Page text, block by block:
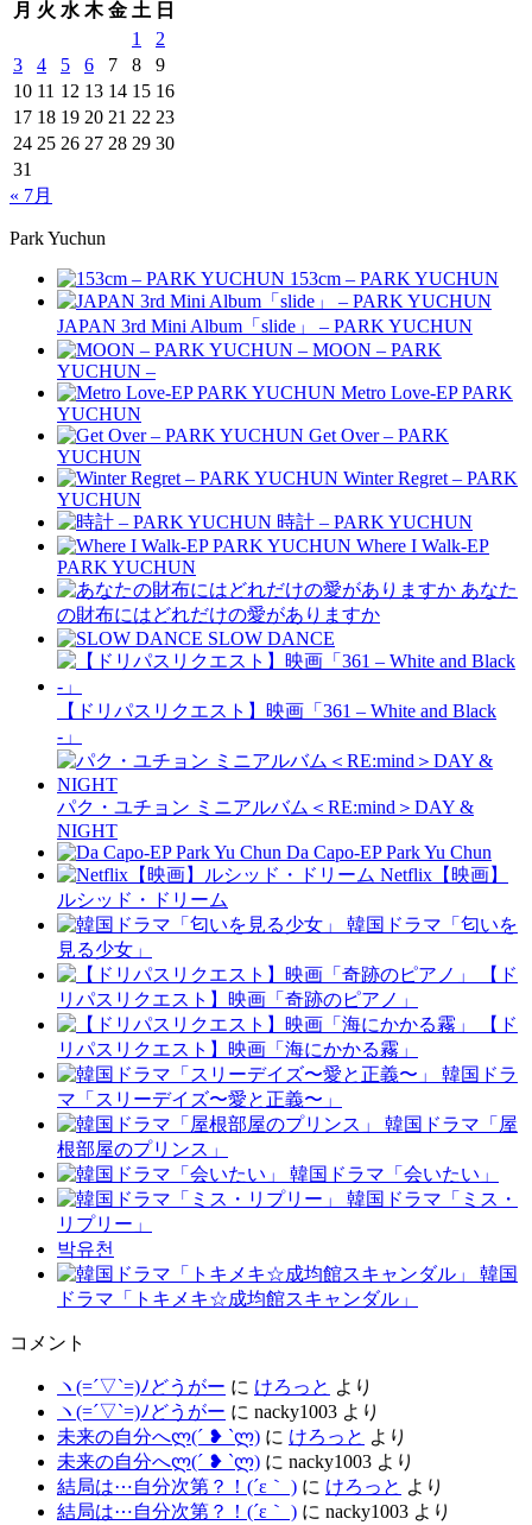
月 火 水 木 金 土 日
1
2
3
4 5 6 7 8
9
10 11 12 13 14 15 16
17 18 19 20 21 22 23
24 25 26 27 28 29 30
31
« 7月
Park Yuchun
153cm – PARK YUCHUN
JAPAN 3rd Mini Album「slide」 – PARK YUCHUN
MOON – PARK
YUCHUN –
Metro Love-EP PARK
YUCHUN
Get Over – PARK
YUCHUN
Winter Regret – PARK
YUCHUN
時計 – PARK YUCHUN
Where I Walk-EP
PARK YUCHUN
あなた
の財布にはどれだけの愛がありますか
SLOW DANCE
【ドリパスリクエスト】映画「361 – White and Black
-」
パク・ユチョン ミニアルバム＜RE:mind＞DAY &
NIGHT
Da Capo-EP Park Yu Chun
Netflix【映画】
ルシッド・ドリーム
韓国ドラマ「匂いを
見る少女」
【ド
リパスリクエスト】映画「奇跡のピアノ」
【ド
リパスリクエスト】映画「海にかかる霧」
韓国ドラ
マ「スリーデイズ〜愛と正義〜」
韓国ドラマ「屋
根部屋のプリンス」
韓国ドラマ「会いたい」
韓国ドラマ「ミス・
リプリー」
박유천
韓国
ドラマ「トキメキ☆成均館スキャンダル」
コメント
ヽ(=´▽`=)ﾉどうがー に けろっと より
ヽ(=´▽`=)ﾉどうがー に nacky1003 より
未来の自分へლ⁠(⁠´⁠ ⁠❥⁠ ⁠`⁠ლ⁠) に けろっと より
未来の自分へლ⁠(⁠´⁠ ⁠❥⁠ ⁠`⁠ლ⁠) に nacky1003 より
結局は⋯自分次第？！(´ε｀ ) に けろっと より
結局は⋯自分次第？！(´ε｀ ) に nacky1003 より